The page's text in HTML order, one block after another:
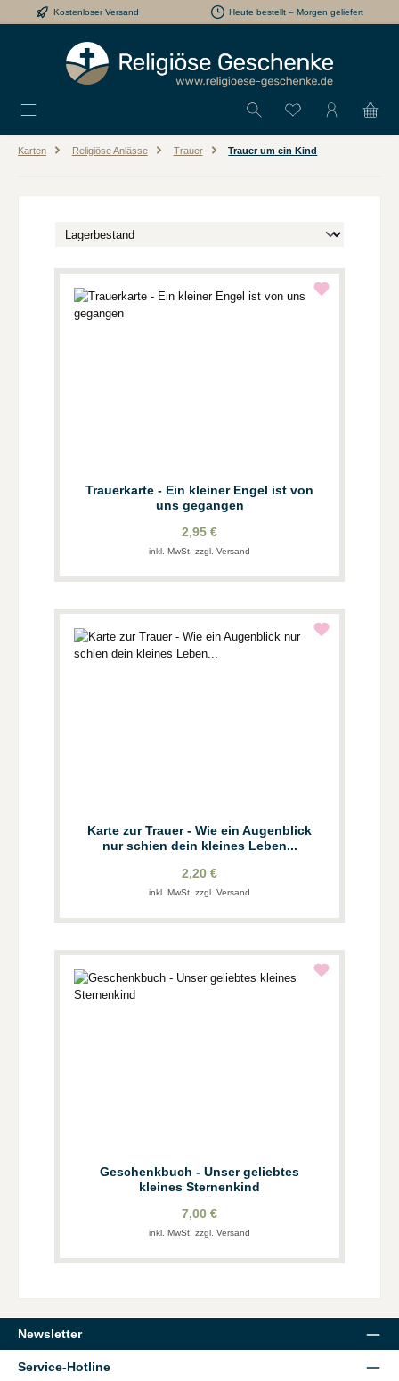
Zum Hauptinhalt springen
Kostenloser Versand Heute bestellt – Morgen geliefert
Du hast 0
Karten Religiöse Anlässe Trauer Trauer um ein Kind
Trauerkarte - Ein kleiner Engel ist von
uns gegangen
2,95 €
inkl. MwSt. zzgl. Versand
Karte zur Trauer - Wie ein Augenblick
nur schien dein kleines Leben...
2,20 €
inkl. MwSt. zzgl. Versand
Geschenkbuch - Unser geliebtes
kleines Sternenkind
7,00 €
inkl. MwSt. zzgl. Versand
Newsletter
Service-Hotline